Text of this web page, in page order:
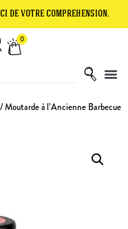
Le site
0
/ Moutarde à l’Ancienne Barbecue